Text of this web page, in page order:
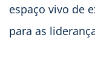
espaço vivo de
para as